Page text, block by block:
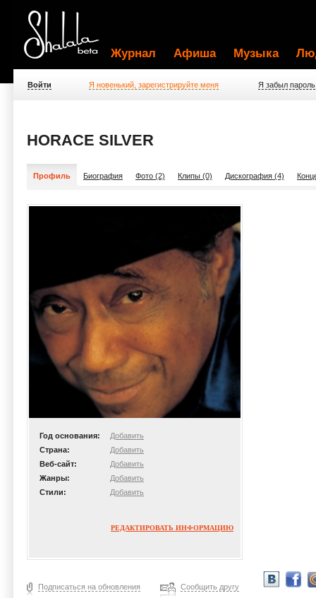
Журнал Афиша Музыка
Войти Я новенький, зарегистрируйте меня Я забыл пароль
HORACE SILVER
Профиль Биография Фото (2) Клипы (0) Дискография (4)
Год основания:
Добавить
Страна:
Добавить
Веб-сайт:
Добавить
Жанры:
Добавить
Стили:
Добавить
РЕДАКТИРОВАТЬ ИНФОРМАЦИЮ
Подписаться на обновления Сообщить другу